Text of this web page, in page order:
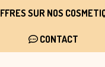
SUR NOS
CONTACT